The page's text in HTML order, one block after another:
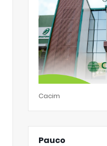
Cacim
Pauco